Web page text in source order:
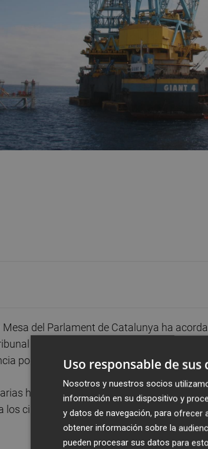
Mesa del Parlament de Catalunya ha
Constitucional (TC) por el
por el cierre del almacén de gas Castor,
han explicado que el Gobierno central
los ciudadanos en la factura del gas" y por
Uso responsable de sus
Nosotros y nuestros socios
información en su dispositivo y
y datos de navegación, para ofrecer
obtener información sobre la
pueden procesar sus datos para